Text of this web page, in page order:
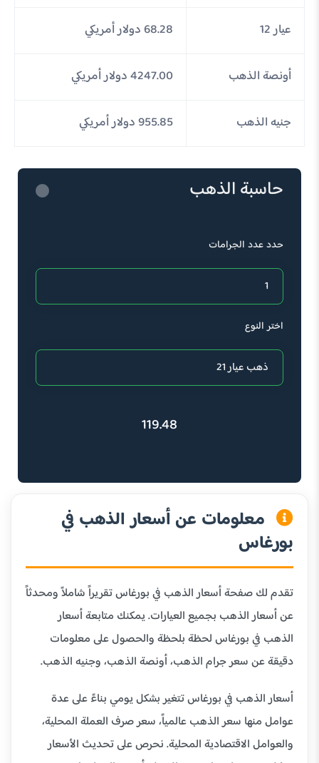
عيار 12 68.28 دولار أمريكي
أونصة الذهب 4247.00 دولار أمريكي
جنيه الذهب 955.85 دولار أمريكي
حاسبة الذهب
حدد عدد الجرامات
اختر النوع
119.48
معلومات عن أسعار الذهب في
بورغاس
تقدم لك صفحة أسعار الذهب في بورغاس تقريراً شاملاً ومحدثاً
عن أسعار الذهب بجميع العيارات. يمكنك متابعة أسعار
الذهب في بورغاس لحظة بلحظة والحصول على معلومات
دقيقة عن سعر جرام الذهب، أونصة الذهب، وجنيه الذهب.
أسعار الذهب في بورغاس تتغير بشكل يومي بناءً على عدة
عوامل منها سعر الذهب عالمياً، سعر صرف العملة المحلية،
والعوامل الاقتصادية المحلية. نحرص على تحديث الأسعار